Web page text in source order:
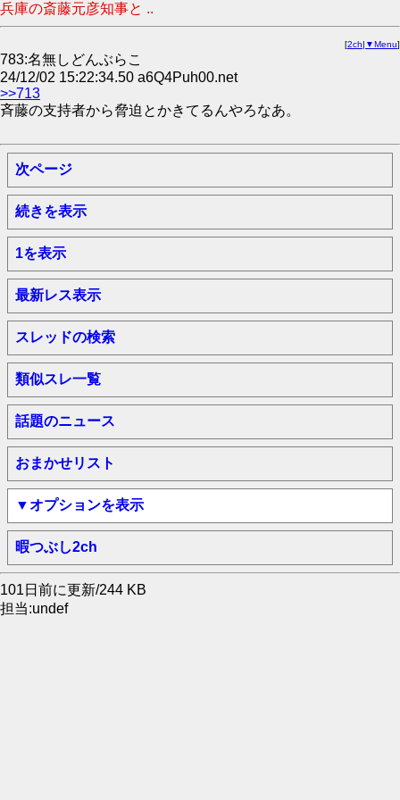
兵庫の斎藤元彦知事と ..
[2ch| ▼Menu]
783:名無しどんぶらこ
24/12/02 15:22:34.50 a6Q4Puh00.net
>>713
斉藤の支持者から脅迫とかきてるんやろなあ。
次ページ
続きを表示
1を表示
最新レス表示
スレッドの検索
類似スレ一覧
話題のニュース
おまかせリスト
▼オプションを表示
暇つぶし2ch
101日前に更新/244 KB
担当:undef